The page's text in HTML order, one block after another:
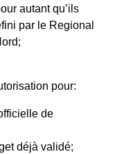
autant qu’ils
par le Regional
pour:
de
déjà validé;